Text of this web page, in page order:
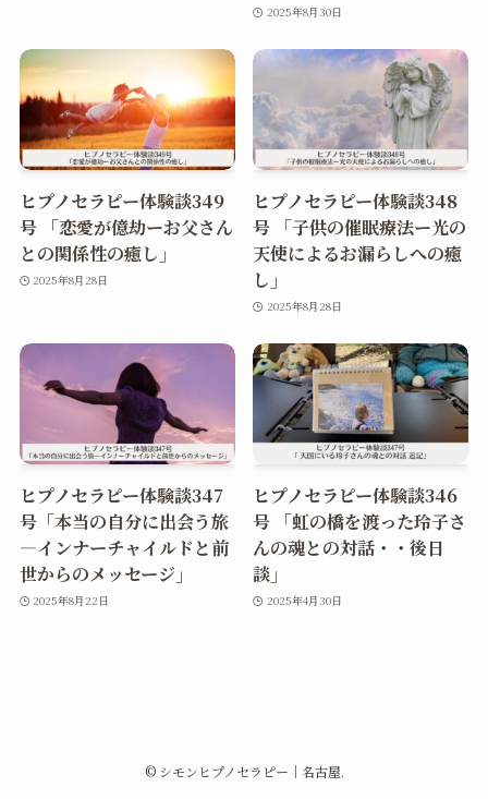
2025年8月30日
ヒプノセラピー体験談349
号 「恋愛が億劫ーお父さん
との関係性の癒し」
2025年8月28日
ヒプノセラピー体験談348
号 「子供の催眠療法ー光の
天使によるお漏らしへの癒
し」
2025年8月28日
ヒプノセラピー体験談347
号「本当の自分に出会う旅
―インナーチャイルドと前
世からのメッセージ」
2025年8月22日
ヒプノセラピー体験談346
号 「虹の橋を渡った玲子さ
んの魂との対話・・後日
談」
2025年4月30日
©シモンヒプノセラピー｜名古屋.